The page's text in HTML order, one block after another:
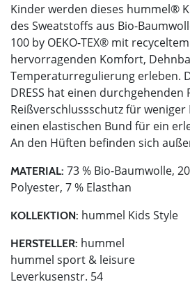
Kinder werden dieses hummel®
des Sweatstoffs aus Bio-
100 by OEKO-TEX® mit
hervorragenden Komfort,
Temperaturregulierung erleben.
DRESS hat einen
Reißverschlussschutz für
einen elastischen Bund für ein
An den Hüften befinden sich
MATERIAL: 73 % Bio-Baumwolle,
Polyester, 7 % Elasthan
KOLLEKTION: hummel Kids Style
HERSTELLER: hummel
hummel sport & leisure
Leverkusenstr. 54